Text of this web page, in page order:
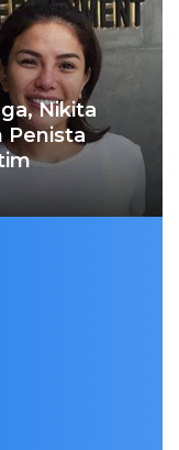
Nikita
Penista